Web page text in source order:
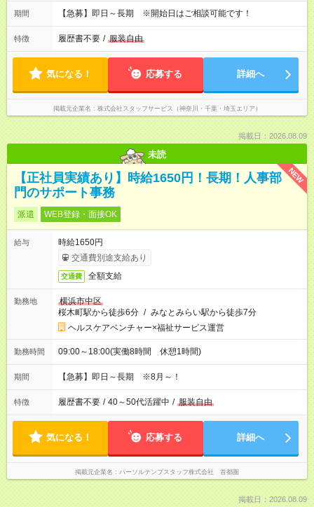
期間 【急募】即日～長期 ※開始日はご相談可能です！
特徴 履歴書不要 / 服装自由
気になる！ 応募する 詳細へ
掲載元企業名 株式会社スタッフサービス（神奈川・千葉・埼玉エリア）
掲載日：2026.08.09
未読
NEW
【正社員実績あり】時給1650円！長期！人事部
門のサポート事務
派遣 WEB登録・面接OK
給与
時給1650円
交通費別途支給あり
交通費 全額支給
勤務地
横浜市中区
桜木町駅から徒歩6分 / みなとみらい駅から徒歩7分
ヘルスケアベンチャー×福祉サービス運営
勤務時間 09:00～18:00(実働8時間 休憩1時間)
期間 【急募】即日～長期 ※8月～！
特徴 履歴書不要 / 40～50代活躍中 / 服装自由
気になる！ 応募する 詳細へ
掲載元企業名 パーソルテンプスタッフ株式会社 首都圏
掲載日：2026.08.09